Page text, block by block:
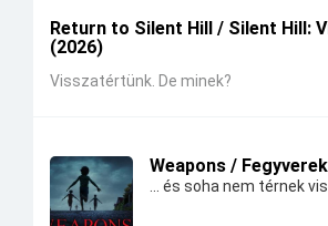
Return to Silent Hill / Silent Hill:
(2026)
Visszatértünk. De minek?
Weapons /
... és soha nem térnek